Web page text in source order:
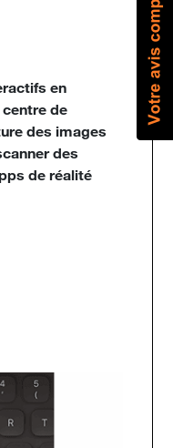
en
de
des images
des
de réalité